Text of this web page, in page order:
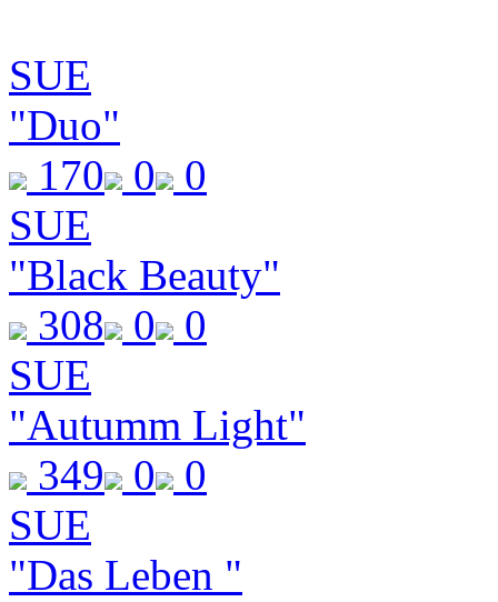
SUE
"Duo"
170
0
0
SUE
"Black Beauty"
308
0
0
SUE
"Autumm Light"
349
0
0
SUE
"Das Leben "